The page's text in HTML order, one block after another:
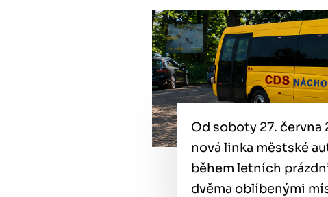
Od soboty 27.
nová linka městské
během letních
dvěma oblíbenými